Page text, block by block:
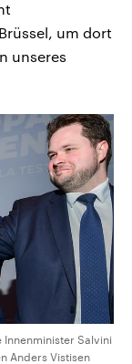
um dort
unseres
Salvini
Anders Vistisen